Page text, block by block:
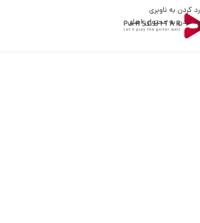
رد کردن به ناوبری
رد کردن به محتوای اصلی